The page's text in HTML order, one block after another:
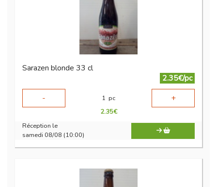
Sarazen blonde 33 cl
2.35€/pc
-
1 pc +
2.35€
Réception le
samedi 08/08 (10:00)